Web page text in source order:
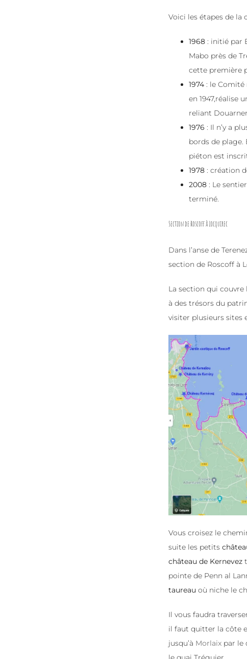
Voici les étapes de la
1968 : initié par
Mabo près de
cette première
1974 : le Comité
en 1947,réalise
reliant
1976 : Il n’y a
bords de
piéton est
1978 : création
2008 : Le
terminé.
Section de Roscoff à Locquirec
Dans l’anse de
section de Roscoff à
La section qui
à des trésors du
visiter plusieurs sites
Vous croisez le
suite les petits
château de Kernevez
pointe de Penn al
taureau où niche le
Il vous faudra
il faut quitter la côte
jusqu’à Morlaix par le